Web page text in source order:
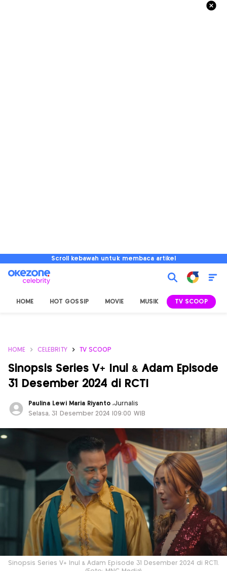
Scroll kebawah untuk membaca artikel
HOME HOT GOSSIP MOVIE MUSIK TV SCOOP
HOME CELEBRITY TV SCOOP
Sinopsis Series V+ Inul & Adam Episode
31 Desember 2024 di RCTI
Paulina Lewi Maria Riyanto,Jurnalis
Selasa, 31 Desember 2024 |09:00 WIB
Sinopsis Series V+ Inul & Adam Episode 31 Desember 2024 di RCTI.